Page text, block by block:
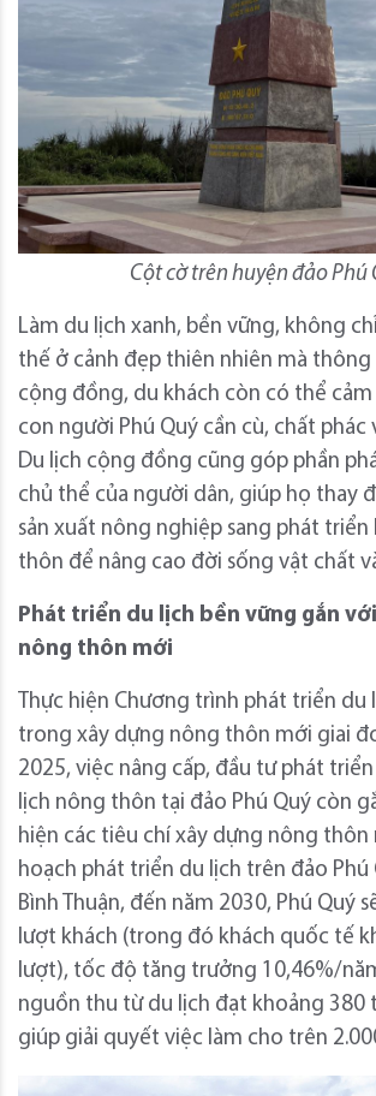
Cột cờ trên huyện đảo Phú
Làm du lịch xanh, bền vững, không
thế ở cảnh đẹp thiên nhiên mà thông
cộng đồng, du khách còn có thể
con người Phú Quý cần cù, chất phác
Du lịch cộng đồng cũng góp phần
chủ thể của người dân, giúp họ thay
sản xuất nông nghiệp sang phát
thôn để nâng cao đời sống vật chất
Phát triển du lịch bền vững gắn
nông thôn mới
Thực hiện Chương trình phát triển
trong xây dựng nông thôn mới giai
2025, việc nâng cấp, đầu tư phát
lịch nông thôn tại đảo Phú Quý còn
hiện các tiêu chí xây dựng nông thôn
hoạch phát triển du lịch trên đảo Phú
Bình Thuận, đến năm 2030, Phú Quý
lượt khách (trong đó khách quốc tế
lượt), tốc độ tăng trưởng 10,46%/
nguồn thu từ du lịch đạt khoảng 380
giúp giải quyết việc làm cho trên